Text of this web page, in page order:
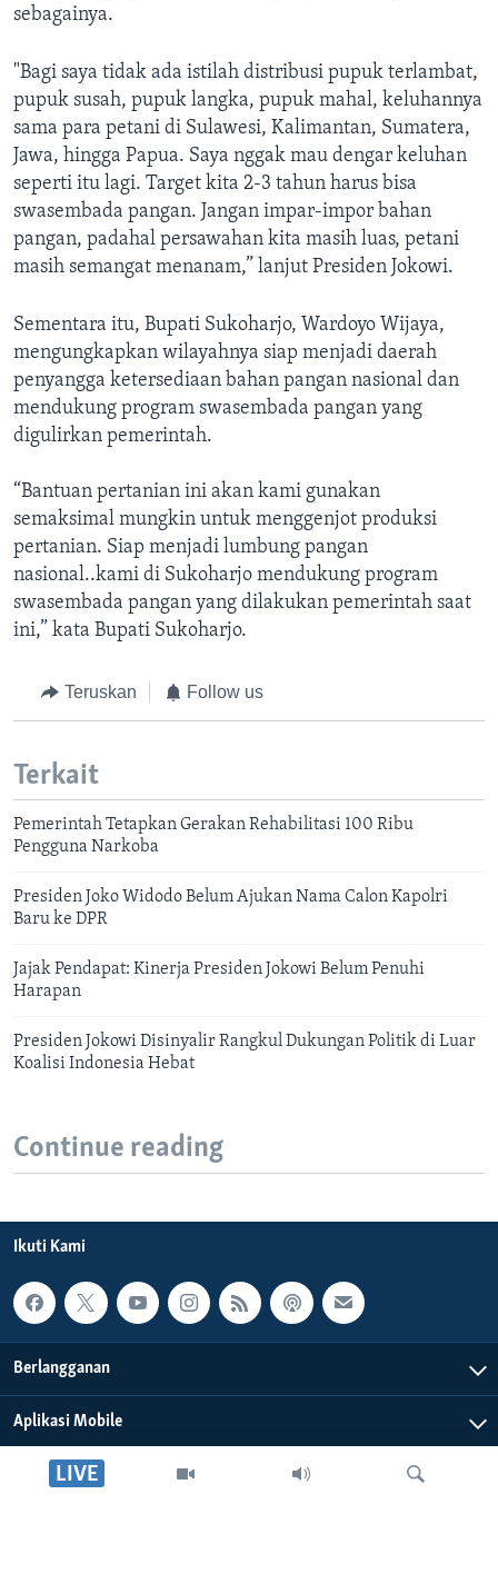
LIVE
sebagainya.
"Bagi saya tidak ada istilah distribusi pupuk terlambat,
pupuk susah, pupuk langka, pupuk mahal, keluhannya
sama para petani di Sulawesi, Kalimantan, Sumatera,
Jawa, hingga Papua. Saya nggak mau dengar keluhan
seperti itu lagi. Target kita 2-3 tahun harus bisa
swasembada pangan. Jangan impar-impor bahan
pangan, padahal persawahan kita masih luas, petani
masih semangat menanam,” lanjut Presiden Jokowi.
Sementara itu, Bupati Sukoharjo, Wardoyo Wijaya,
mengungkapkan wilayahnya siap menjadi daerah
penyangga ketersediaan bahan pangan nasional dan
mendukung program swasembada pangan yang
digulirkan pemerintah.
“Bantuan pertanian ini akan kami gunakan
semaksimal mungkin untuk menggenjot produksi
pertanian. Siap menjadi lumbung pangan
nasional..kami di Sukoharjo mendukung program
swasembada pangan yang dilakukan pemerintah saat
ini,” kata Bupati Sukoharjo.
Teruskan Follow us
Terkait
Pemerintah Tetapkan Gerakan Rehabilitasi 100 Ribu
Pengguna Narkoba
Presiden Joko Widodo Belum Ajukan Nama Calon Kapolri
Baru ke DPR
Jajak Pendapat: Kinerja Presiden Jokowi Belum Penuhi
Harapan
Presiden Jokowi Disinyalir Rangkul Dukungan Politik di Luar
Koalisi Indonesia Hebat
Continue reading
Ikuti Kami
Berlangganan
Aplikasi Mobile
Tentang Kami